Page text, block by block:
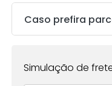
Caso prefira
Simulação de